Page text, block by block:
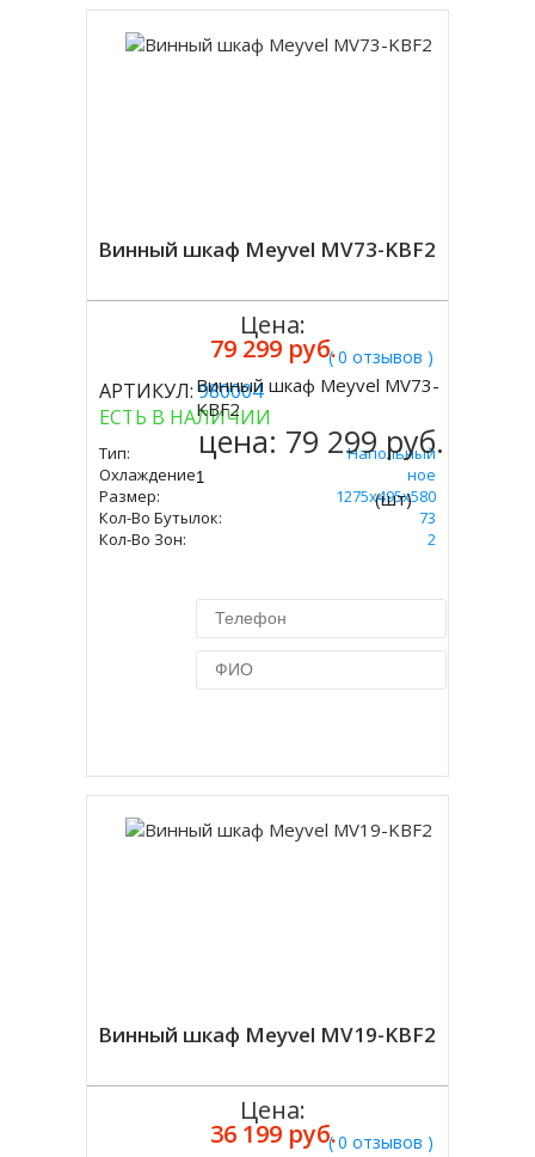
Винный шкаф Meyvel MV73-KBF2
( 0 отзывов )
АРТИКУЛ:980004
ЕСТЬ В НАЛИЧИИ
Тип:
Напольный
Охлаждение:
Компрессорное
Размер:
1275х495х580
Кол-Во Бутылок:
73
Кол-Во Зон:
2
Цена:
79 299 руб.
Купить
Винный шкаф Meyvel MV73-
KBF2
цена: 79 299 руб.
(шт)
Винный шкаф Meyvel MV19-KBF2
( 0 отзывов )
Цена:
36 199 руб.